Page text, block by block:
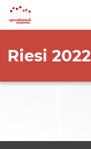
Riesi 2022